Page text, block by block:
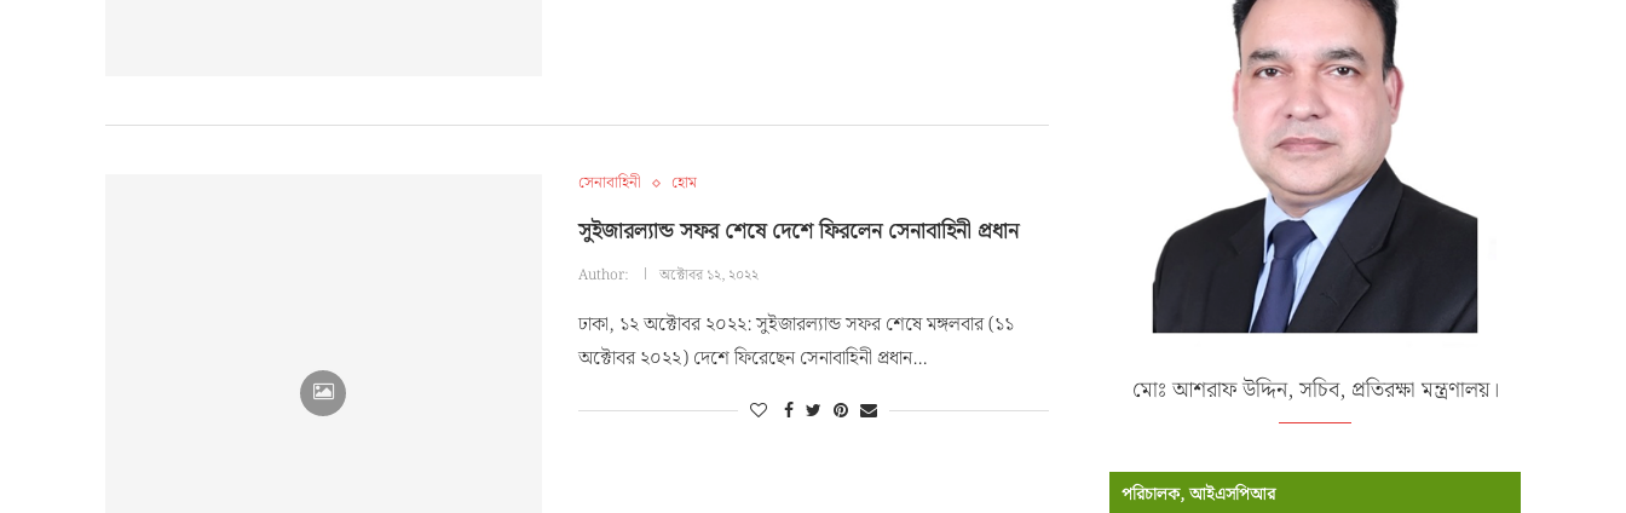
সেনাবাহিনী হোম
সুইজারল্যান্ড সফর শেষে দেশে ফিরলেন সেনাবাহিনী প্রধান
Author: অক্টোবর ১২, ২০২২
ঢাকা, ১২ অক্টোবর ২০২২: সুইজারল্যান্ড সফর শেষে মঙ্গলবার (১১
অক্টোবর ২০২২) দেশে ফিরেছেন সেনাবাহিনী প্রধান…
মোঃ আশরাফ উদ্দিন, সচিব, প্রতিরক্ষা মন্ত্রণালয়।
পরিচালক, আইএসপিআর